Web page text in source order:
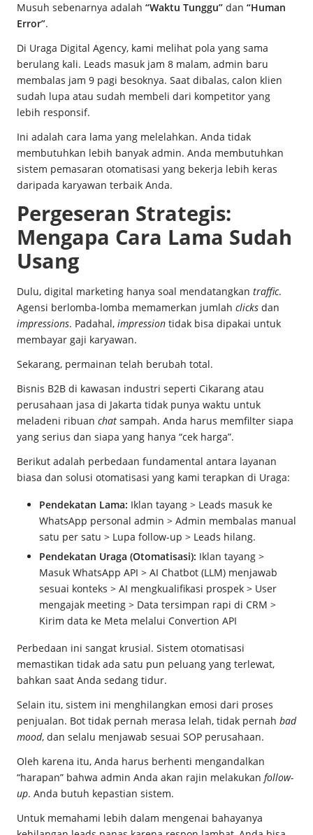
Musuh sebenarnya adalah “Waktu Tunggu” dan “Human
Error”.
Di Uraga Digital Agency, kami melihat pola yang sama
berulang kali. Leads masuk jam 8 malam, admin baru
membalas jam 9 pagi besoknya. Saat dibalas, calon klien
sudah lupa atau sudah membeli dari kompetitor yang
lebih responsif.
Ini adalah cara lama yang melelahkan. Anda tidak
membutuhkan lebih banyak admin. Anda membutuhkan
sistem pemasaran otomatisasi yang bekerja lebih keras
daripada karyawan terbaik Anda.
Pergeseran Strategis:
Mengapa Cara Lama Sudah
Usang
Dulu, digital marketing hanya soal mendatangkan traffic.
Agensi berlomba-lomba memamerkan jumlah clicks dan
impressions. Padahal, impression tidak bisa dipakai untuk
membayar gaji karyawan.
Sekarang, permainan telah berubah total.
Bisnis B2B di kawasan industri seperti Cikarang atau
perusahaan jasa di Jakarta tidak punya waktu untuk
meladeni ribuan chat sampah. Anda harus memfilter siapa
yang serius dan siapa yang hanya “cek harga”.
Berikut adalah perbedaan fundamental antara layanan
biasa dan solusi otomatisasi yang kami terapkan di Uraga:
Pendekatan Lama: Iklan tayang > Leads masuk ke
WhatsApp personal admin > Admin membalas manual
satu per satu > Lupa follow-up > Leads hilang.
Pendekatan Uraga (Otomatisasi): Iklan tayang >
Masuk WhatsApp API > AI Chatbot (LLM) menjawab
sesuai konteks > AI mengkualifikasi prospek > User
mengajak meeting > Data tersimpan rapi di CRM >
Kirim data ke Meta melalui Convertion API
Perbedaan ini sangat krusial. Sistem otomatisasi
memastikan tidak ada satu pun peluang yang terlewat,
bahkan saat Anda sedang tidur.
Selain itu, sistem ini menghilangkan emosi dari proses
penjualan. Bot tidak pernah merasa lelah, tidak pernah bad
mood, dan selalu menjawab sesuai SOP perusahaan.
Oleh karena itu, Anda harus berhenti mengandalkan
“harapan” bahwa admin Anda akan rajin melakukan follow-
up. Anda butuh kepastian sistem.
Untuk memahami lebih dalam mengenai bahayanya